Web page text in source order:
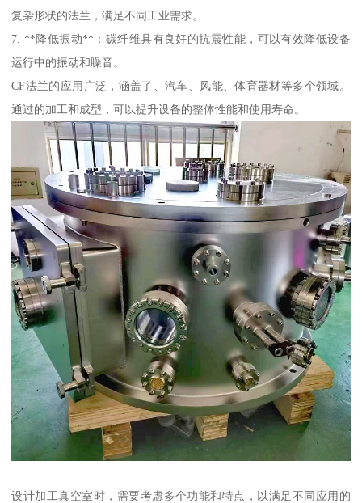
复杂形状的法兰，满足不同工业需求。
7. **降低振动**：碳纤维具有良好的抗震性能，可以有效降低设备
运行中的振动和噪音。
CF法兰的应用广泛，涵盖了、汽车、风能、体育器材等多个领域。
通过的加工和成型，可以提升设备的整体性能和使用寿命。
设计加工真空室时，需要考虑多个功能和特点，以满足不同应用的